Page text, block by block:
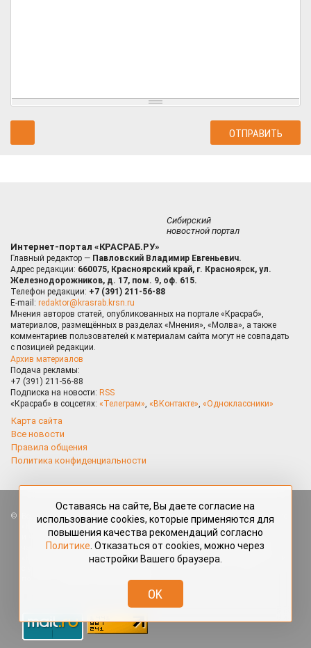
Сибирский
новостной портал
Интернет-портал «КРАСРАБ.РУ»
Главный редактор — Павловский Владимир Евгеньевич.
Адрес редакции: 660075, Красноярский край, г. Красноярск, ул.
Железнодорожников, д. 17, пом. 9, оф. 615.
Телефон редакции: +7 (391) 211-56-88
E-mail: redaktor@krasrab.krsn.ru
Мнения авторов статей, опубликованных на портале «Красраб»,
материалов, размещённых в разделах «Мнения», «Молва», а также
комментариев пользователей к материалам сайта могут не совпадать
с позицией редакции.
Архив материалов
Подача рекламы:
+7 (391) 211-56-88
Подписка на новости: RSS
«Красраб» в соцсетях: «Телеграм», «ВКонтакте», «Одноклассники»
Карта сайта
Все новости
Правила общения
Политика конфиденциальности
Все права защищены. Любые материалы, размещённые на портале
«Красраб.ру» сотрудниками редакции, нештатными авторами
и читателями, являются объектами авторского права. Полное или
частичное использование материалов, размещённых на портале
«Красраб.ру», допускается только с письменного согласия редакции
redaktor@krasrab.krsn.ru.
Оставаясь на сайте, Вы даете согласие на
использование cookies, которые применяются для
повышения качества рекомендаций согласно
Политике . Отказаться от cookies, можно через
настройки Вашего браузера.
OK